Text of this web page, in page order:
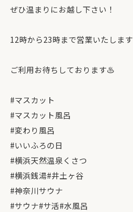
ぜひ温まりにお越し下さい！
12時から23時まで営業いたします
ご利用お待ちしております♨️
#マスカット
#マスカット風呂
#変わり風呂
#いいふろの日
#横浜天然温泉くさつ
#横浜銭湯#井土ヶ谷
#神奈川サウナ
#サウナ#サ活#水風呂